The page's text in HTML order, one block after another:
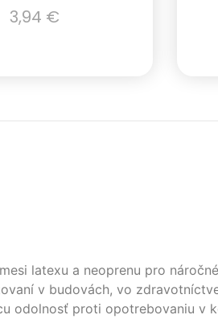
3,94 €
latexu a neoprenu pro
v budovách, vo
odolnosť proti opotrebovaniu v